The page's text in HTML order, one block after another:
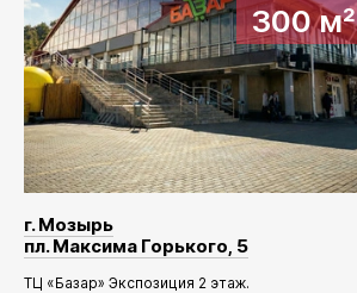
300 м²
г. Мозырь
пл. Максима Горького, 5
ТЦ «Базар» Экспозиция 2 этаж.